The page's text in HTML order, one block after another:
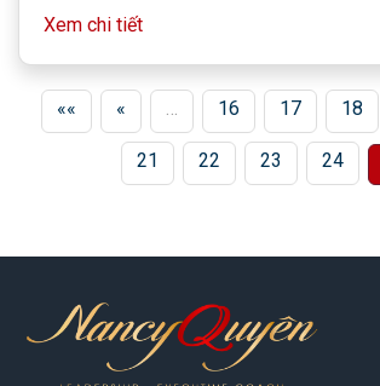
chẽ những gì khách hàng đã giải quyết
tham gia huấn luyện của họ. Những gì
tắt cơ bản của nghiên cứu đó.
Xem chi tiết
«« « 16 17 18
21 22 23 24